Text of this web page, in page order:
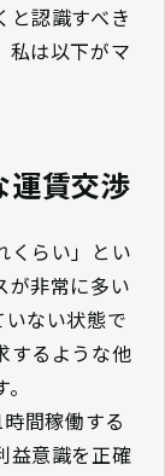
と認識すべき
私は以下がマ
運賃交渉
くらい」とい
が非常に多い
ない状態で
するような他
間稼働する
益意識を正確